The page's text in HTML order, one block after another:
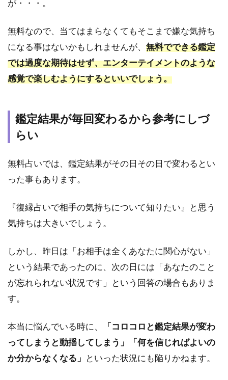
イヴ
ド遙
華の
占い
シー
クエ
ンス
の復
縁占
2.9
中園
ミホ
縁占
2.10
縁占い
3
特
典
が・・・。
無料なので、当てはまらなくてもそこまで嫌な気持ち
になる事はないかもしれませんが、 無料でできる鑑定
では過度な期待はせず、エンターテイメントのような
感覚で楽しむようにするといいでしょう。
鑑定結果が毎回変わるから参考にしづ
らい
無料占いでは、鑑定結果がその日その日で変わるとい
った事もあります。
『復縁占いで相手の気持ちについて知りたい』と思う
気持ちは大きいでしょう。
しかし、昨日は「お相手は全くあなたに関心がない」
という結果であったのに、次の日には「あなたのこと
が忘れられない状況です」という回答の場合もありま
す。
本当に悩んでいる時に、
「コロコロと鑑定結果が変わ
ってしまうと動揺してしまう」「何を信じればよいの
か分からなくなる」 といった状況にも陥りかねます。